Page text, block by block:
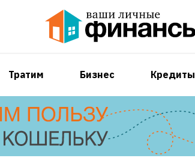
Тратим Бизнес Кредиты